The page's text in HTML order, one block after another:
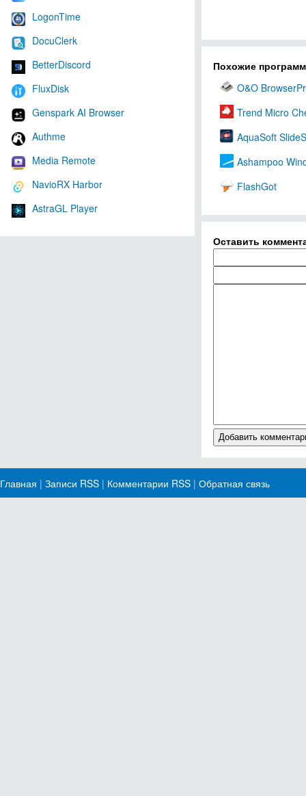
LogonTime
DocuClerk
BetterDiscord
FluxDisk
Genspark AI Browser
Authme
Media Remote
NavioRX Harbor
AstraGL Player
Похожие
O&O
Trend Micro
AquaSoft
Ashampoo
FlashGot
Оставить
Главная | Записи RSS | Комментарии RSS | Обратная связь